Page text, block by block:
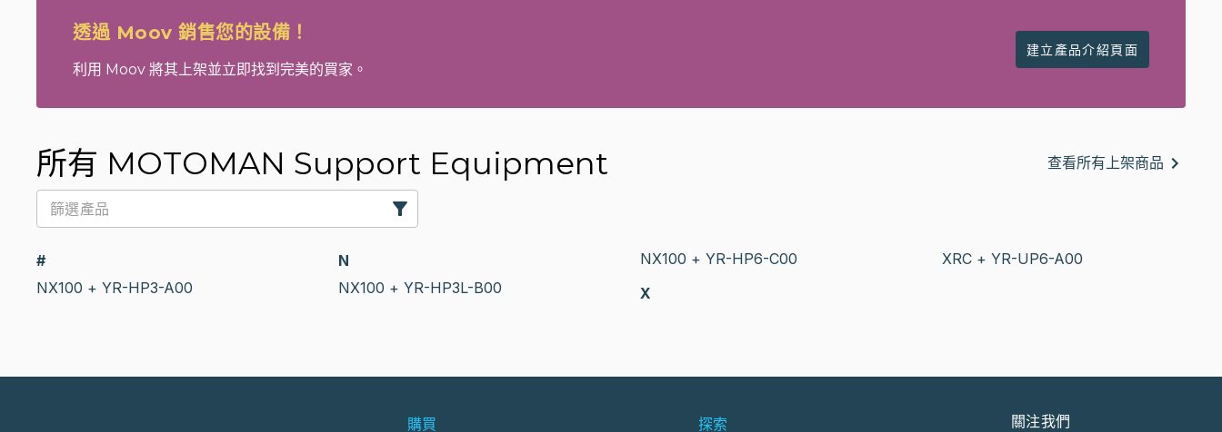
透過 Moov 銷售您的設備！
利用 Moov 將其上架並立即找到完美的買家。
建立產品介紹頁面
所有 MOTOMAN Support Equipment 查看所有上架商品
#
NX100 + YR-HP3-A00
N
NX100 + YR-HP3L-B00
NX100 + YR-HP6-C00
X
XRC + YR-UP6-A00
購買 探索 關注我們